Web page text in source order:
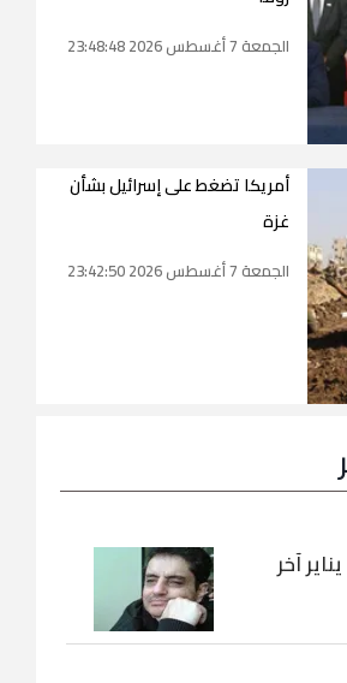
الجمعة 7 أغسطس 2026 23:48:48
أمريكا تضغط على إسرائيل بشأن
غزة
الجمعة 7 أغسطس 2026 23:42:50
آخر